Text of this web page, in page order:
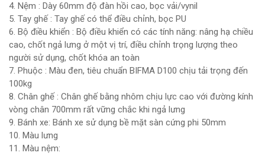
4. Nệm : Dày 60mm độ đàn hồi cao, bọc vải/vynil
5. Tay ghế : Tay ghế có thể điều chỉnh, bọc PU
6. Bộ điều khiển : Bộ điều khiển có các tính năng: nâng hạ chiều
cao, chốt ngả lưng ở một vị trí, điều chỉnh trọng lượng theo
người sử dụng, chốt khóa an toàn
7. Phuộc : Màu đen, tiêu chuẩn BIFMA D100 chịu tải trọng đến
100kg
8. Chân ghế : Chân ghế bằng nhôm chịu lực cao với đường kính
vòng chân 700mm rất vững chắc khi ngả lưng
9. Bánh xe: Bánh xe sử dụng bề mặt sàn cứng phi 50mm
10. Màu lưng
11. Màu nệm: